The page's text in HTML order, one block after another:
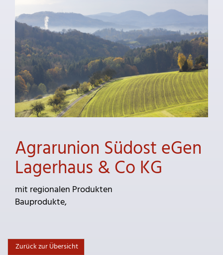
Agrarunion Südost eGen
Lagerhaus & Co KG
mit regionalen Produkten
Bauprodukte,
Zurück zur Übersicht